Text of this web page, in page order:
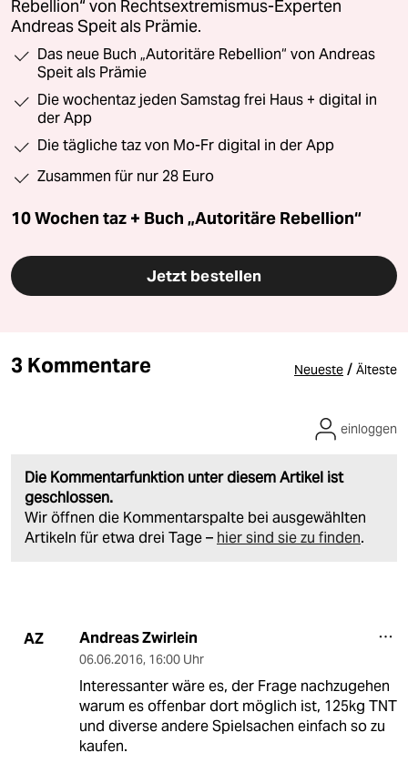
Rebellion“ von Rechtsextremismus-Experten
Andreas Speit als Prämie.
Das neue Buch „Autoritäre Rebellion“ von Andreas
Speit als Prämie
Die wochentaz jeden Samstag frei Haus + digital in
der App
Die tägliche taz von Mo-Fr digital in der App
Zusammen für nur 28 Euro
10 Wochen taz + Buch „Autoritäre Rebellion“
Jetzt bestellen
3 Kommentare Neueste / Älteste
Die Kommentarfunktion unter diesem Artikel ist
geschlossen.
Wir öffnen die Kommentarspalte bei ausgewählten
Artikeln für etwa drei Tage – hier sind sie zu finden.
einloggen
AZ Andreas Zwirlein
06.06.2016, 16:00 Uhr
Interessanter wäre es, der Frage nachzugehen
warum es offenbar dort möglich ist, 125kg TNT
und diverse andere Spielsachen einfach so zu
kaufen.